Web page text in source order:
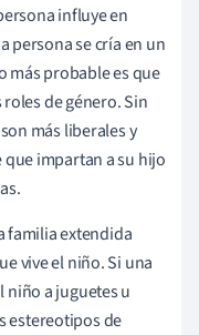
influye en
persona se cría en un
más probable es que
de género. Sin
más liberales y
impartan a su hijo
familia extendida
vive el niño. Si una
niño a juguetes u
estereotipos de